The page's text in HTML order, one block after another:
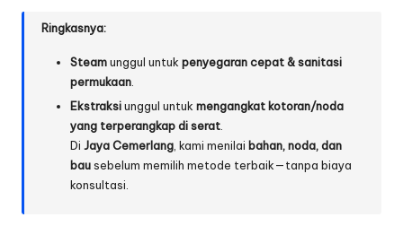
Ringkasnya:
Steamunggul untukpenyegaran cepat & sanitasi
permukaan
Ekstraksiunggul untukmengangkat kotoran/noda
yang terperangkap di serat
DiJaya Cemerlang , kami menilai bahan, noda, dan
bausebelum memilih metode terbaik—tanpa biaya
konsultasi.